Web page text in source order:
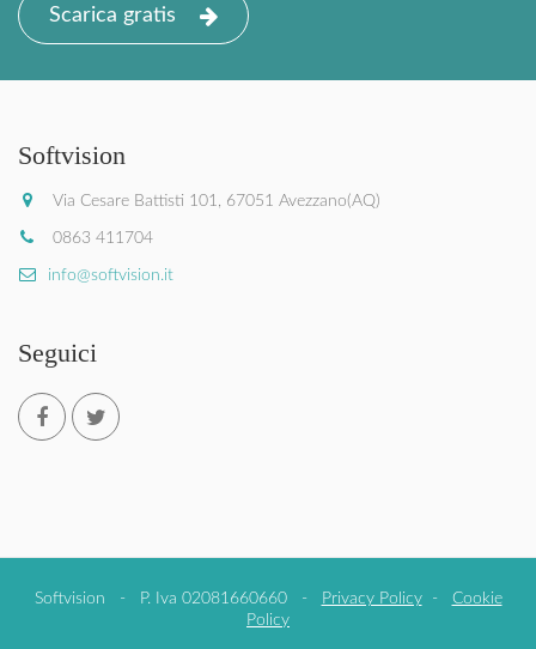
Scarica gratis
Softvision
Via Cesare Battisti 101, 67051 Avezzano(AQ)
0863 411704
info@softvision.it
Seguici
Softvision - P. Iva 02081660660 - Privacy Policy- Cookie
Policy